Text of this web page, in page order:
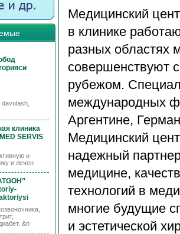
клиника
SERVIS
и
и лечен
&n
Медицинский
в клинике
разных областях
совершенствуют
рубежом.
международных
Аргентине,
Медицинский
надежный
медицине,
технологий в
многие будущие
и эстетической